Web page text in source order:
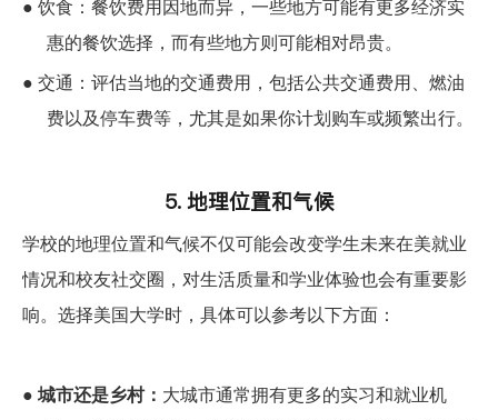
● 饮食：餐饮费用因地而异，一些地方可能有更多经济实
惠的餐饮选择，而有些地方则可能相对昂贵。
● 交通：评估当地的交通费用，包括公共交通费用、燃油
费以及停车费等，尤其是如果你计划购车或频繁出行。
5. 地理位置和气候
学校的地理位置和气候不仅可能会改变学生未来在美就业
情况和校友社交圈， 对生活质量和学业体验也会有重要影
响。 选择美国 大学时 ， 具体可以参考以下方面：
● 城市还是乡村： 大城市通常拥有更多的实习和就业机